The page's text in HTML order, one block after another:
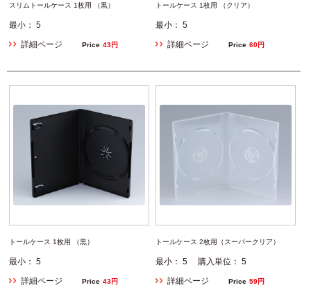
スリムトールケース 1枚用 （黒）
最小： 5
詳細ページ
Price 43円
トールケース 1枚用 （クリア）
最小： 5
詳細ページ
Price 60円
トールケース 1枚用 （黒）
最小： 5
詳細ページ
Price 43円
トールケース 2枚用（スーパークリア）
最小： 5 購入単位： 5
詳細ページ
Price 59円